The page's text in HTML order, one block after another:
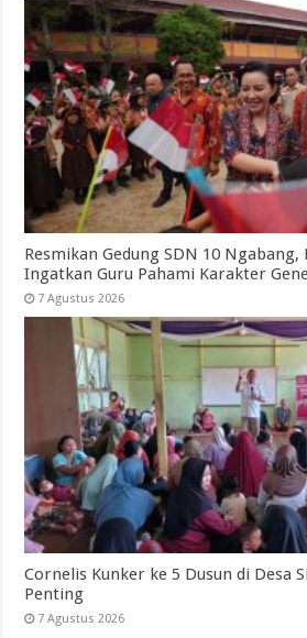
Resmikan Gedung SDN 10
Ingatkan Guru Pahami Karakter
7 Agustus 2026
Cornelis Kunker ke 5 Dusun di Desa
Penting
7 Agustus 2026